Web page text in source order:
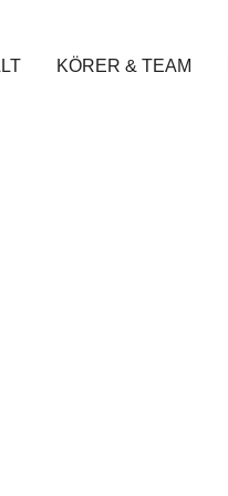
KÖRER & TEAM